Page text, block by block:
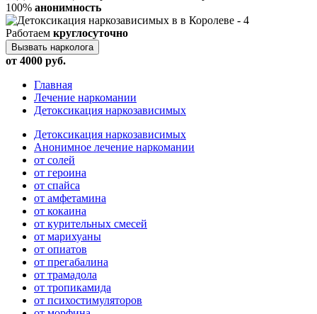
100% анонимность
Работаем круглосуточно
Вызвать нарколога
от 4000 руб.
Главная
Лечение наркомании
Детоксикация наркозависимых
Детоксикация наркозависимых
Анонимное лечение наркомании
от солей
от героина
от спайса
от амфетамина
от кокаина
от курительных смесей
от марихуаны
от опиатов
от прегабалина
от трамадола
от тропикамида
от психостимуляторов